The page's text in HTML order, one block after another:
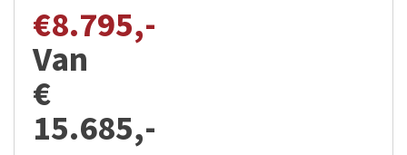
€8.795,-
Van
€
15.685,-